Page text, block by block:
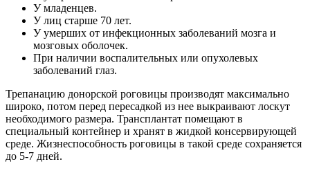
У младенцев.
У лиц старше 70 лет.
У умерших от инфекционных заболеваний мозга и
мозговых оболочек.
При наличии воспалительных или опухолевых
заболеваний глаз.
Трепанацию донорской роговицы производят максимально
широко, потом перед пересадкой из нее выкраивают лоскут
необходимого размера. Трансплантат помещают в
специальный контейнер и хранят в жидкой консервирующей
среде. Жизнеспособность роговицы в такой среде сохраняется
до 5-7 дней.